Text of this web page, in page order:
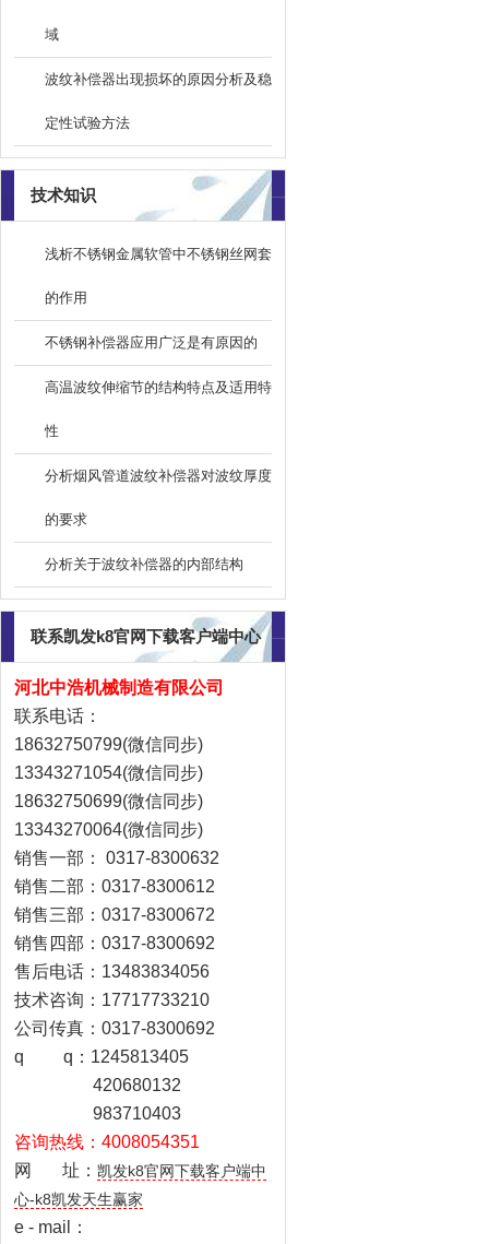
域
波纹补偿器出现损坏的原因分析及稳
定性试验方法
技术知识
浅析不锈钢金属软管中不锈钢丝网套
的作用
不锈钢补偿器应用广泛是有原因的
高温波纹伸缩节的结构特点及适用特
性
分析烟风管道波纹补偿器对波纹厚度
的要求
分析关于波纹补偿器的内部结构
联系凯发k8官网下载客户端中心
河北中浩机械制造有限公司
联系电话：
18632750799(微信同步)
13343271054(微信同步)
18632750699(微信同步)
13343270064(微信同步)
销售一部：
0317-8300632
销售二部：0317-8300612
销售三部：0317-8300672
销售四部：0317-8300692
售后电话：13483834056
技术咨询：17717733210
公司传真：0317-8300692
q
q： 1245813405
420680132
983710403
咨询热线：4008054351
网 址： 凯发k8官网下载客户端中
心-k8凯发天生赢家
e - mail：